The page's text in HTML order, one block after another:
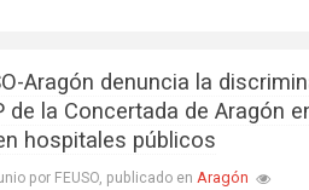
Aragón denuncia la
de la Concertada de Aragón
hospitales públicos
por FEUSO, publicado enAragón